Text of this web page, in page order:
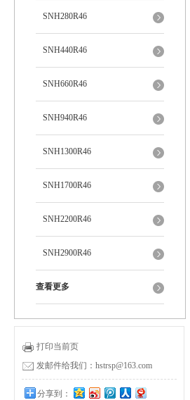
SNH280R46
SNH440R46
SNH660R46
SNH940R46
SNH1300R46
SNH1700R46
SNH2200R46
SNH2900R46
查看更多
打印当前页
发邮件给我们：hstrsp@163.com
分享到：